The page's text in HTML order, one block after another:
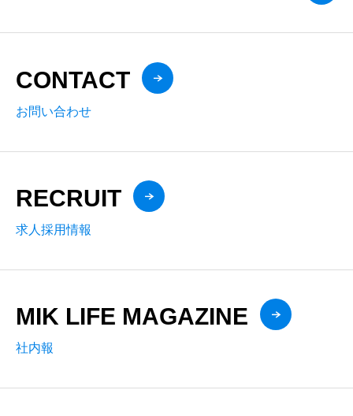
CONTACT
お問い合わせ
RECRUIT
求人採用情報
MIK LIFE MAGAZINE
社内報